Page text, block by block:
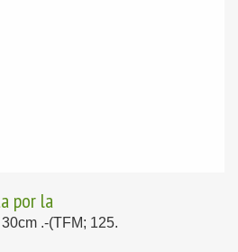
por la
.-(TFM; 125.